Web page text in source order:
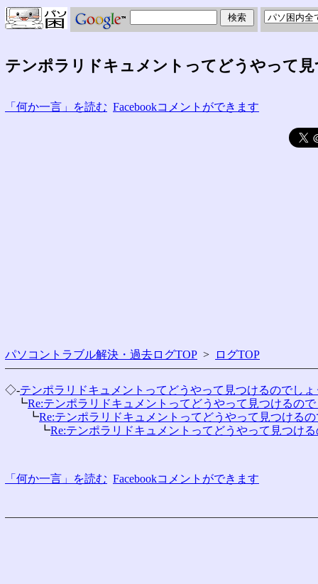
テンポラリドキュメントってどうやって
「何か一言」を読む Facebookコメントができます
パソコントラブル解決・過去ログTOP > ログTOP
◇-テンポラリドキュメントってどうやって見つけるのでし
┗Re:テンポラリドキュメントってどうやって見つけるの
┗Re:テンポラリドキュメントってどうやって見つける
┗Re:テンポラリドキュメントってどうやって見つけ
「何か一言」を読む Facebookコメントができます